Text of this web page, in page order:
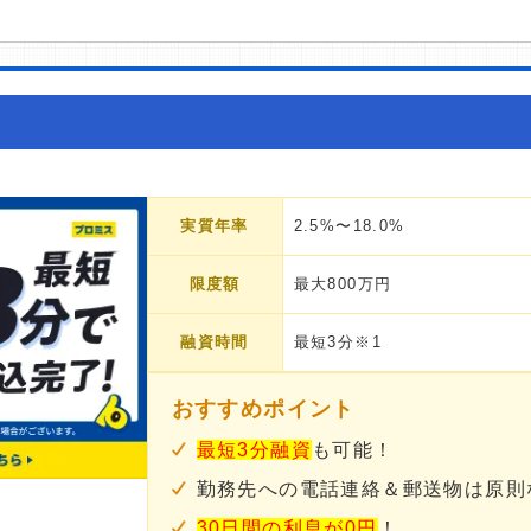
実質年率 2.5%〜18.0%
限度額 最大800万円
融資時間 最短3分※1
おすすめポイント
最短3分融資 も可能！
勤務先への電話連絡＆郵送物は原則